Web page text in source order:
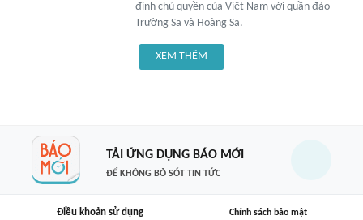
định chủ quyền của Việt Nam với quần đảo
Trường Sa và Hoàng Sa.
XEM THÊM
TẢI ỨNG DỤNG BÁO MỚI
ĐỂ KHÔNG BỎ SÓT TIN TỨC
Điều khoản sử dụng Chính sách bảo mật